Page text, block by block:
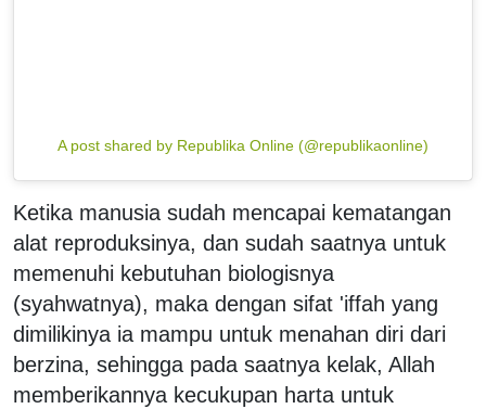
A post shared by Republika Online (@republikaonline)
Ketika manusia sudah mencapai kematangan
alat reproduksinya, dan sudah saatnya untuk
memenuhi kebutuhan biologisnya
(syahwatnya), maka dengan sifat 'iffah yang
dimilikinya ia mampu untuk menahan diri dari
berzina, sehingga pada saatnya kelak, Allah
memberikannya kecukupan harta untuk